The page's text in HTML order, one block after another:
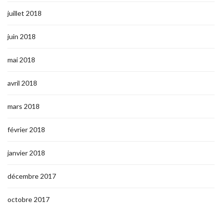
juillet 2018
juin 2018
mai 2018
avril 2018
mars 2018
février 2018
janvier 2018
décembre 2017
octobre 2017